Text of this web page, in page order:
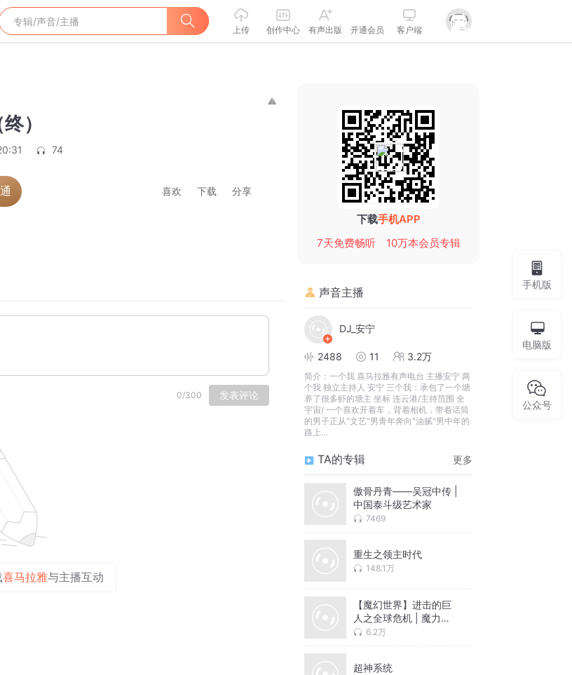
上传 创作中心 有声出版 开通会员 客户端
）
74
喜欢 下载 分享
0/300 发表评论
喜马拉雅与主播互动
下载手机APP
7天免费畅听
10万本会员专辑
声音主播
DJ_安宁
2488 11 3.2万
简介： 一个我 喜马拉雅有声电台 主播安宁 两
个我 独立主持人 安宁 三个我：承包了一个塘
养了很多虾的塘主 坐标 连云港/主持范围 全
宇宙/ 一个喜欢开着车，背着相机，带着话筒
的男子正从"文艺"男青年奔向"油腻"男中年的
路上…
TA的专辑 更多
傲骨丹青——吴冠中传 |
中国泰斗级艺术家
7469
重生之领主时代
148.1万
【魔幻世界】进击的巨
人之全球危机 | 魔力与
现代科技的斗争
6.2万
超神系统
手机版
电脑版
公众号